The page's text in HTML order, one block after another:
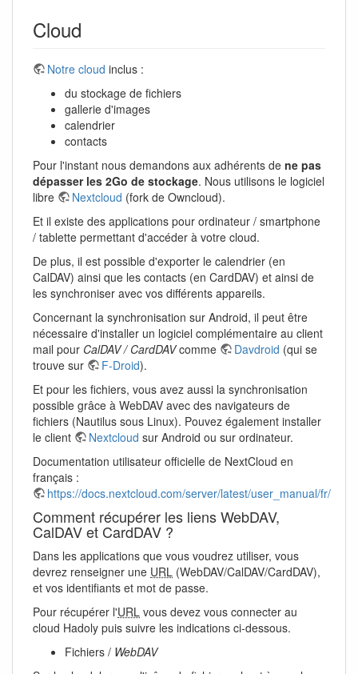
Cloud
Notre cloud inclus :
du stockage de fichiers
gallerie d'images
calendrier
contacts
Pour l'instant nous demandons aux adhérents de ne pas
dépasser les 2Go de stockage. Nous utilisons le logiciel
libre
Nextcloud (fork de Owncloud).
Et il existe des applications pour ordinateur / smartphone
/ tablette permettant d'accéder à votre cloud.
De plus, il est possible d'exporter le calendrier (en
CalDAV) ainsi que les contacts (en CardDAV) et ainsi de
les synchroniser avec vos différents appareils.
Concernant la synchronisation sur Android, il peut être
nécessaire d'installer un logiciel complémentaire au client
mail pour CalDAV / CardDAVcomme Davdroid (qui se
trouve sur
F-Droid).
Et pour les fichiers, vous avez aussi la synchronisation
possible grâce à WebDAV avec des navigateurs de
fichiers (Nautilus sous Linux). Pouvez également installer
le client
Nextcloud sur Android ou sur ordinateur.
Documentation utilisateur officielle de NextCloud en
français :
https://docs.nextcloud.com/server/latest/user_manual/fr/
Comment récupérer les liens WebDAV,
CalDAV et CardDAV ?
Dans les applications que vous voudrez utiliser, vous
devrez renseigner une URL (WebDAV/CalDAV/CardDAV),
et vos identifiants et mot de passe.
Pour récupérer l'URL vous devez vous connecter au
cloud Hadoly puis suivre les indications ci-dessous.
Fichiers / WebDAV